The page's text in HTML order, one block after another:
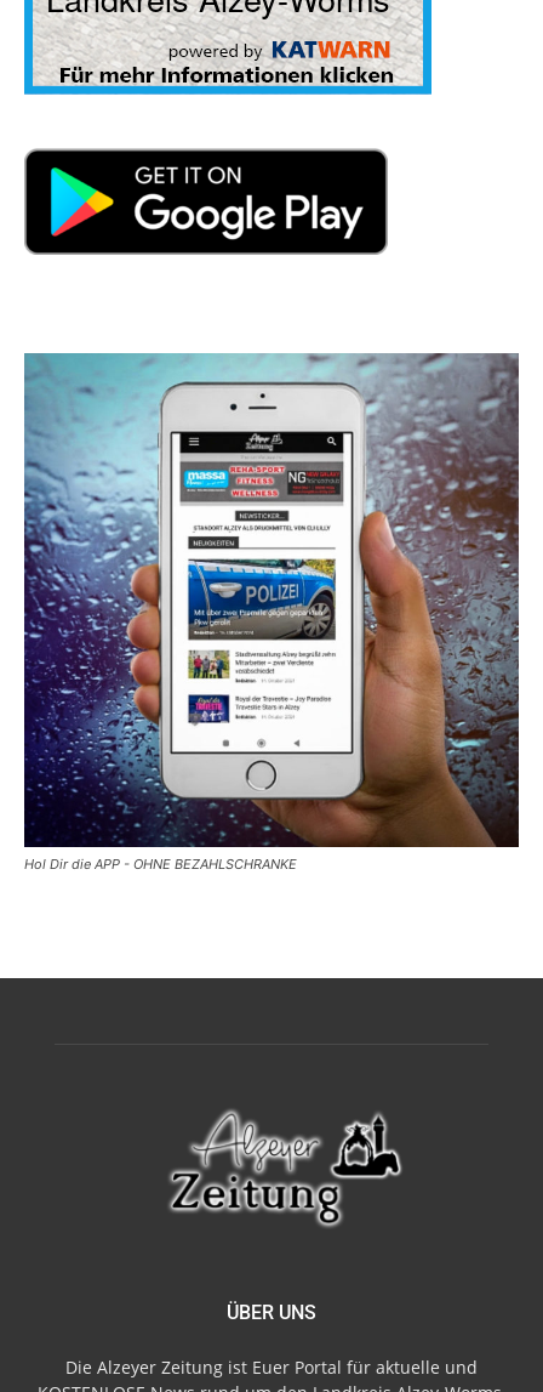
Hol Dir die APP - OHNE BEZAHLSCHRANKE
ÜBER UNS
Die Alzeyer Zeitung ist Euer Portal für aktuelle und